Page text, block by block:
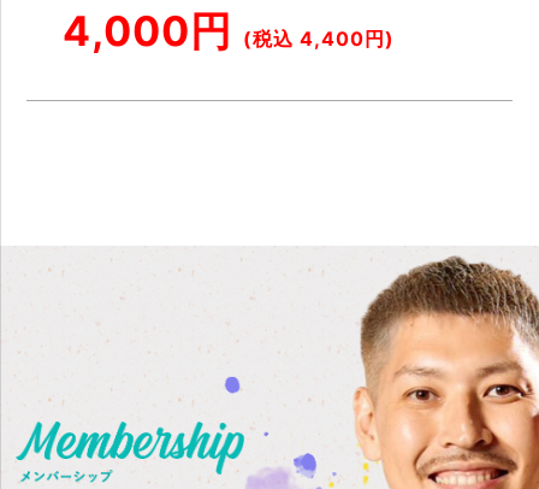
4,000円 (税込 4,400円)